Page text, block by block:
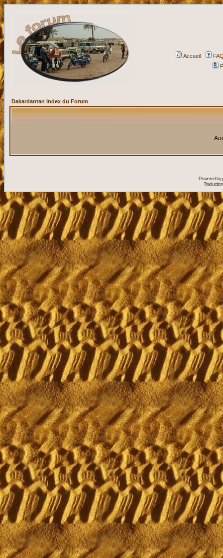
Accueil
Dakardantan Index du Forum
Powered by